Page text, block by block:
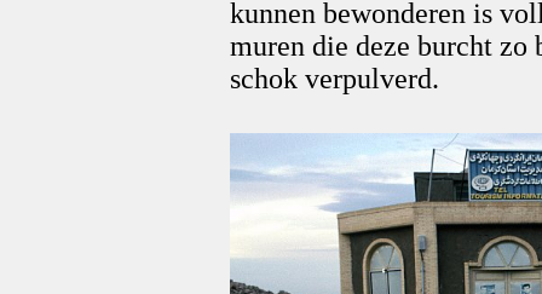
kunnen bewonderen is
muren die deze burcht
schok verpulverd.